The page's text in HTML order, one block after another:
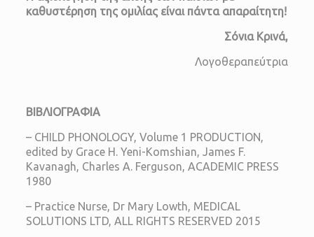
καθυστέρηση της ομιλίας είναι πάντα απαραίτητη!
Σόνια Κρινά,
Λογοθεραπεύτρια
ΒΙΒΛΙΟΓΡΑΦΙΑ
– CHILD PHONOLOGY, Volume 1 PRODUCTION,
edited by Grace H. Yeni-Komshian, James F.
Kavanagh, Charles A. Ferguson, ACADEMIC PRESS
1980
– Practice Nurse, Dr Mary Lowth, MEDICAL
SOLUTIONS LTD, ALL RIGHTS RESERVED 2015